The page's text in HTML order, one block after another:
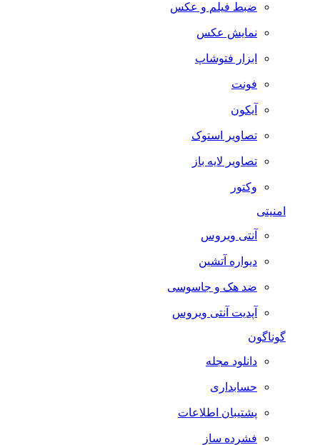
ضبط فيلم و عكس
نمایش عکس
ابزار فتوشاپ
فونت
آیکون
تصاویر استوک
تصاویر لایه باز
وکتور
امنیتی
آنتی ویروس
دیواره آتشین
ضد هک و جاسوسی
آپدیت آنتی ویروس
گوناگون
دانلود مجله
حسابداری
پشتیبان اطلاعات
فشرده ساز